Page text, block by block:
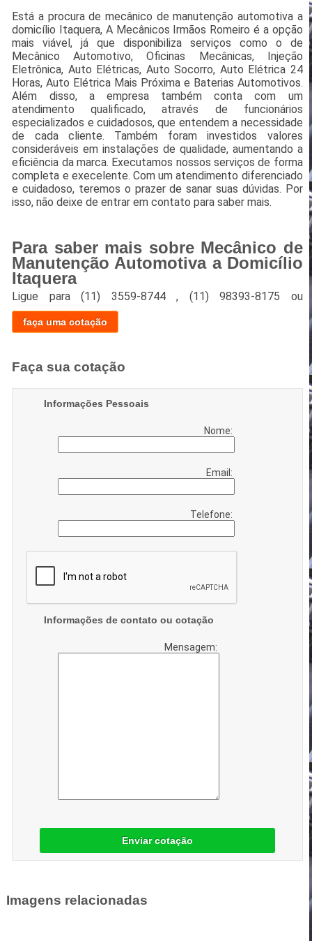
Está a procura de mecânico de manutenção automotiva a
domicílio Itaquera, A Mecânicos Irmãos Romeiro é a opção
mais viável, já que disponibiliza serviços como o de
Mecânico Automotivo, Oficinas Mecânicas, Injeção
Eletrônica, Auto Elétricas, Auto Socorro, Auto Elétrica 24
Horas, Auto Elétrica Mais Próxima e Baterias Automotivos.
Além disso, a empresa também conta com um
atendimento qualificado, através de funcionários
especializados e cuidadosos, que entendem a necessidade
de cada cliente. Também foram investidos valores
consideráveis em instalações de qualidade, aumentando a
eficiência da marca. Executamos nossos serviços de forma
completa e execelente. Com um atendimento diferenciado
e cuidadoso, teremos o prazer de sanar suas dúvidas. Por
isso, não deixe de entrar em contato para saber mais.
Para saber mais sobre Mecânico de
Manutenção Automotiva a Domicílio
Itaquera
Ligue para(11) 3559-8744 , (11) 98393-8175 ou
faça uma cotação
Faça sua cotação
Informações Pessoais
Nome:
Email:
Telefone:
Informações de contato ou cotação
Mensagem:
Enviar cotação
Imagens relacionadas